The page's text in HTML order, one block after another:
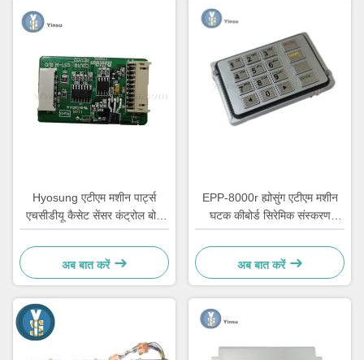
Hyosung एटीएम मशीन पार्ट्स
एचसीडीयू कैसेट सेंसर कंट्रोल बोर्ड
S7760000067
अब बात करें
EPP-8000r ह्योसुंग एटीएम मशीन
घटक कीबोर्ड सिरेमिक संस्करण
7130110100
अब बात करें